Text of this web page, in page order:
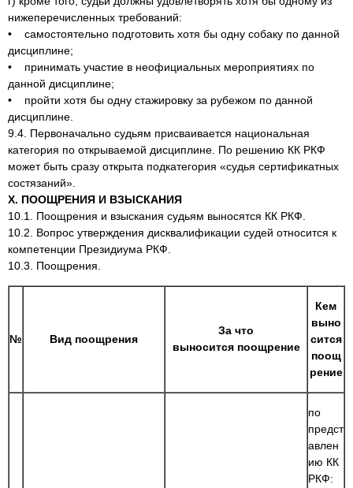
нижеперечисленных требований:
• самостоятельно подготовить хотя бы одну собаку по данной
дисциплине;
• принимать участие в неофициальных мероприятиях по
данной дисциплине;
• пройти хотя бы одну стажировку за рубежом по данной
дисциплине.
9.4. Первоначально судьям присваивается национальная
категория по открываемой дисциплине. По решению КК РКФ
может быть сразу открыта подкатегория «судья сертификатных
состязаний».
X. ПООЩРЕНИЯ И ВЗЫСКАНИЯ
10.1. Поощрения и взыскания судьям выносятся КК РКФ.
10.2. Вопрос утверждения дисквалификации судей относится к
компетенции Президиума РКФ.
10.3. Поощрения.
№ Вид поощрения
За что
выносится поощрение
Кем
выно
сится
поощ
рение
по
предст
авлен
ию КК
РКФ: